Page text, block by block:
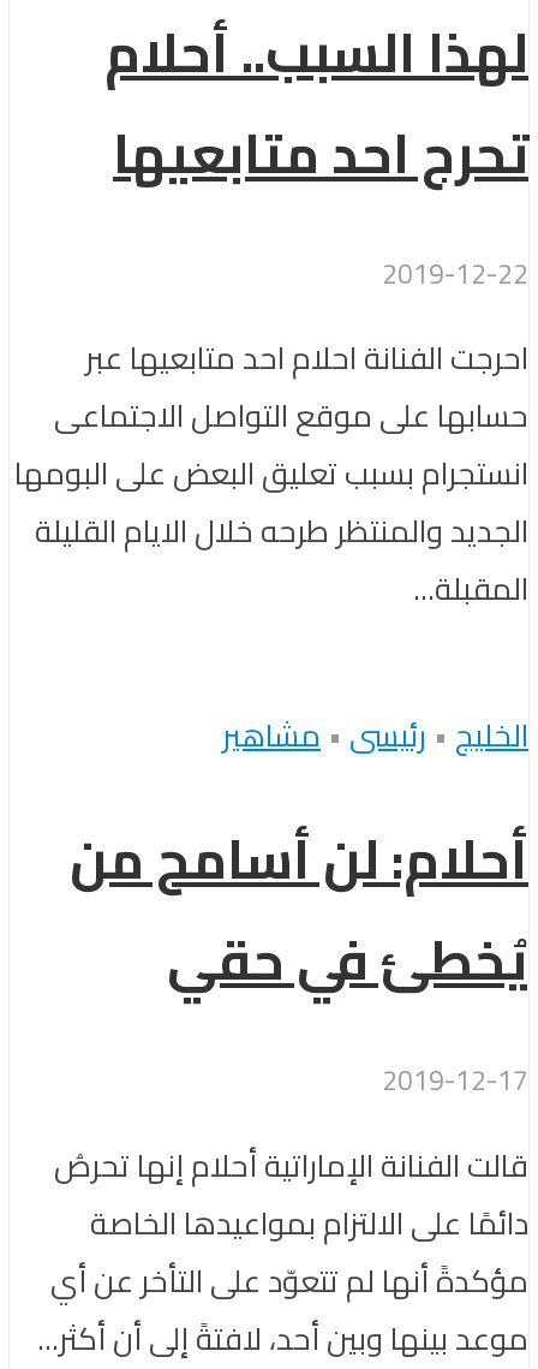
لهذا السبب.. أحلام
تحرج احد متابعيها
2019-12-22
احرجت الفنانة احلام احد متابعيها عبر
حسابها على موقع التواصل الاجتماعى
انستجرام بسبب تعليق البعض على البومها
الجديد والمنتظر طرحه خلال الايام القليلة
المقبلة...
الخليج • رئيسى •مشاهير
أحلام: لن أسامح من
يُخطئ في حقي
2019-12-17
قالت الفنانة الإماراتية أحلام إنها تحرصُ
دائمًا على الالتزام بمواعيدها الخاصة
مؤكدةً أنها لم تتعوّد على التأخر عن أي
موعد بينها وبين أحد، لافتةً إلى أن أكثر...